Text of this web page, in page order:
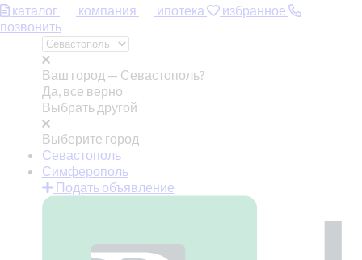
каталог компания ипотека
избранное
позвонить
Ваш город — Севастополь?
Да, все верно
Выбрать другой
Выберите город
Севастополь
Симферополь
Подать объявление